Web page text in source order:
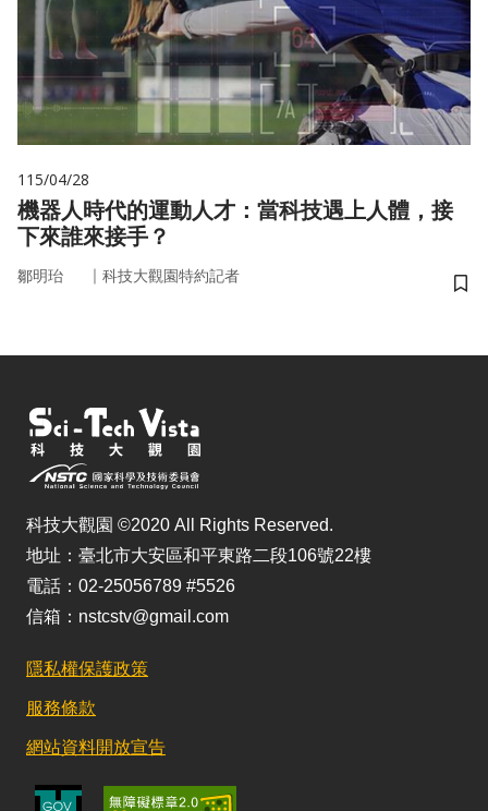
115/04/28
機器人時代的運動人才：當科技遇上人體，接
下來誰來接手？
鄒明珆 ｜ 科技大觀園特約記者
儲
科技大觀園 ©2020 All Rights Reserved.
地址：臺北市大安區和平東路二段106號22樓
電話：02-25056789 #5526
信箱：nstcstv@gmail.com
隱私權保護政策
服務條款
網站資料開放宣告